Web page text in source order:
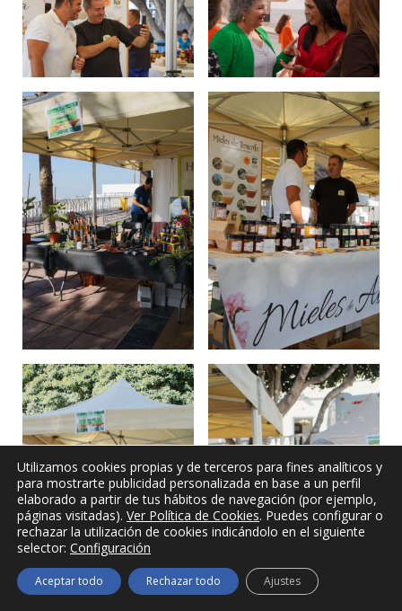
Utilizamos cookies propias y de terceros para fines analíticos y
para mostrarte publicidad personalizada en base a un perfil
elaborado a partir de tus hábitos de navegación (por ejemplo,
páginas visitadas). Ver Política de Cookies. Puedes configurar o
rechazar la utilización de cookies indicándolo en el siguiente
selector: Configuración
Aceptar todo Rechazar todo Ajustes